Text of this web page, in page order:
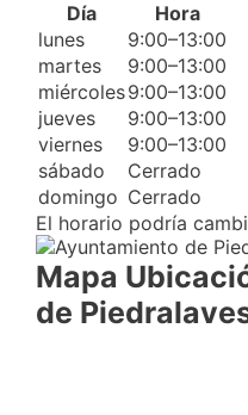
Día
Hora
lunes
9:00–13:00
martes
9:00–13:00
miércoles9:00–13:00
jueves
9:00–13:00
viernes
9:00–13:00
sábado
Cerrado
domingo Cerrado
El horario podría
Mapa
de